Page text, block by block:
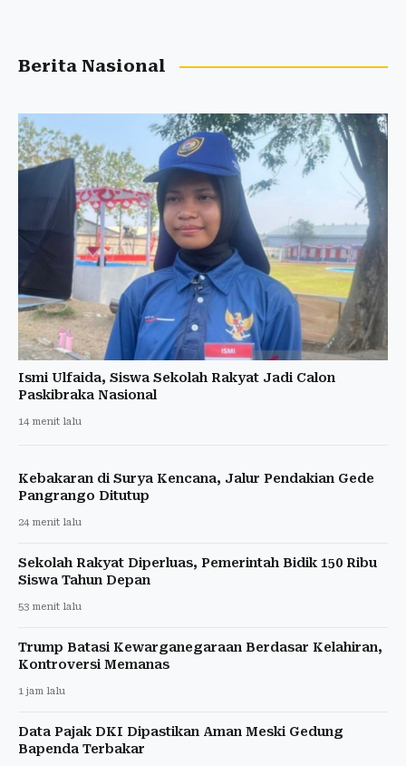
Berita Nasional
Ismi Ulfaida, Siswa Sekolah Rakyat Jadi Calon
Paskibraka Nasional
14 menit lalu
Kebakaran di Surya Kencana, Jalur Pendakian Gede
Pangrango Ditutup
24 menit lalu
Sekolah Rakyat Diperluas, Pemerintah Bidik 150 Ribu
Siswa Tahun Depan
53 menit lalu
Trump Batasi Kewarganegaraan Berdasar Kelahiran,
Kontroversi Memanas
1 jam lalu
Data Pajak DKI Dipastikan Aman Meski Gedung
Bapenda Terbakar